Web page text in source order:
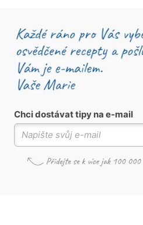
Chci dostávat tipy na e-mail